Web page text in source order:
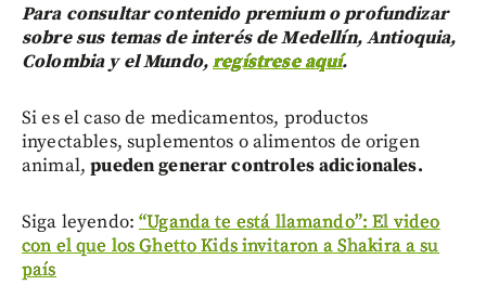
Para consultar contenido premium o profundizar
sobre sus temas de interés de Medellín, Antioquia,
Colombia y el Mundo,regístrese aquí.
Si es el caso de medicamentos, productos
inyectables, suplementos o alimentos de origen
animal,pueden generar controles adicionales.
Siga leyendo:“Uganda te está llamando”: El video
con el que los Ghetto Kids invitaron a Shakira a su
país